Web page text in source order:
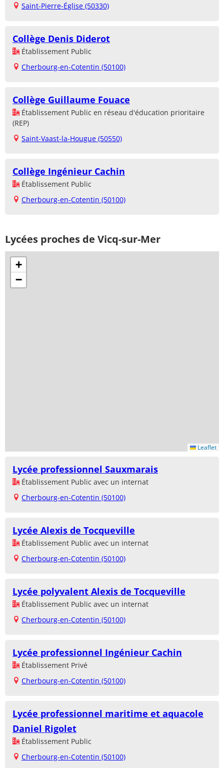
Saint-Pierre-Église (50330)
Collège Denis Diderot
Établissement Public
Cherbourg-en-Cotentin (50100)
Collège Guillaume Fouace
Établissement Public en réseau d'éducation prioritaire
(REP)
Saint-Vaast-la-Hougue (50550)
Collège Ingénieur Cachin
Établissement Public
Cherbourg-en-Cotentin (50100)
Lycées proches de Vicq-sur-Mer
+
−
Leaflet
Lycée professionnel Sauxmarais
Établissement Public avec un internat
Cherbourg-en-Cotentin (50100)
Lycée Alexis de Tocqueville
Établissement Public avec un internat
Cherbourg-en-Cotentin (50100)
Lycée polyvalent Alexis de Tocqueville
Établissement Public avec un internat
Cherbourg-en-Cotentin (50100)
Lycée professionnel Ingénieur Cachin
Établissement Privé
Cherbourg-en-Cotentin (50100)
Lycée professionnel maritime et aquacole
Daniel Rigolet
Établissement Public
Cherbourg-en-Cotentin (50100)